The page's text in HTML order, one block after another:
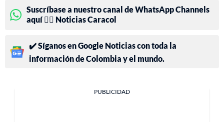
Suscríbase a nuestro canal de WhatsApp Channels
aquí 👉🏻 Noticias Caracol
✔️ Síganos en Google Noticias con toda la
información de Colombia y el mundo.
PUBLICIDAD